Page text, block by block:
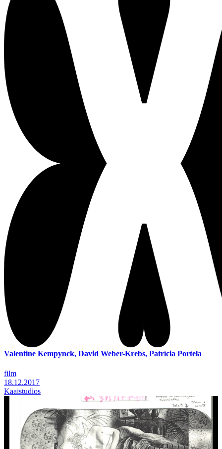
Valentine Kempynck, David Weber-Krebs, Patrícia Portela
film
18.12.2017
Kaaistudios